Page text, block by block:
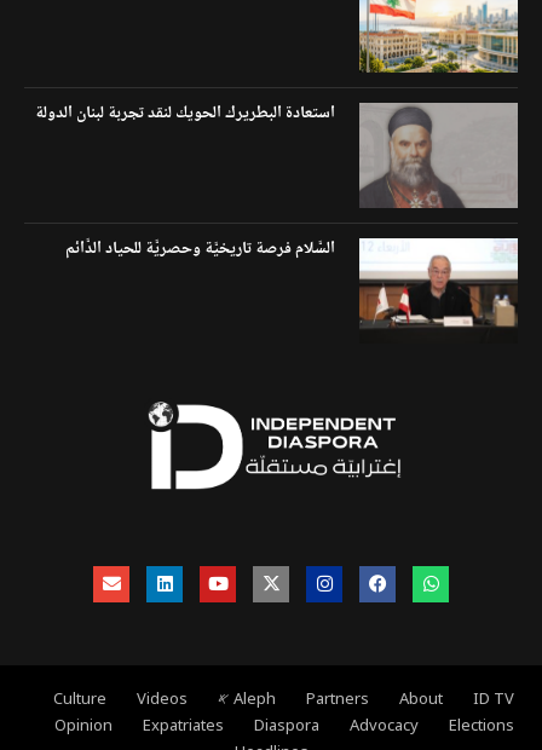
استعادة البطريرك الحويك لنقد تجربة لبنان الدولة
السَّلام فرصة تاريخيَّة وحصريَّة للحياد الدَّائم
ID TV
About
Partners
Aleph 𐤀
Videos
Culture
Elections
Advocacy
Diaspora
Expatriates
Opinion